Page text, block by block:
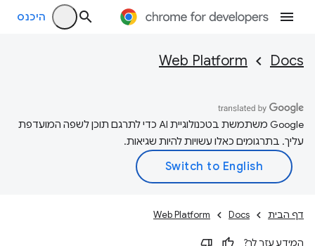
היכנס
Docs
Web Platform
‫Google משתמשת בטכנולוגיית AI כדי לתרגם תוכן לשפה המועדפת
עליך. בתרגומים כאלו עשויות להיות שגיאות.
דף הבית Docs
Web Platform
המידע עזר לך?